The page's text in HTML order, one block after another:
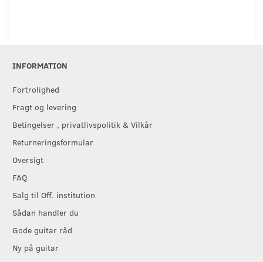
INFORMATION
Fortrolighed
Fragt og levering
Betingelser , privatlivspolitik & Vilkår
Returneringsformular
Oversigt
FAQ
Salg til Off. institution
Sådan handler du
Gode guitar råd
Ny på guitar